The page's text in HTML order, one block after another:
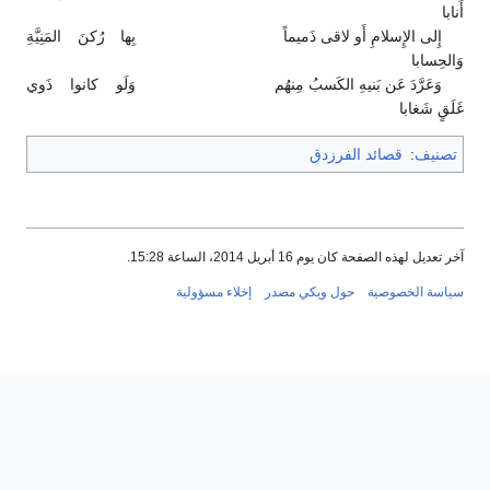
أَنابا
إِلى الإِسلامِ أَو لاقى ذَميماً
بِها رُكنَ المَنِيَّةِ
وَالحِسابا
وَعَرَّدَ عَن بَنيهِ الكَسبُ مِنهُم
وَلَو كانوا ذَوي
غَلَقٍ شَغابا
تصنيف: قصائد الفرزدق
آخر تعديل لهذه الصفحة كان يوم 16 أبريل 2014، الساعة 15:28.
سياسة الخصوصية حول ويكي مصدر إخلاء مسؤولية